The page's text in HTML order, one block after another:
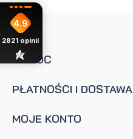
POMOC
PŁATNOŚCI I DOSTAWA
MOJE KONTO
4.9
2821 opinii